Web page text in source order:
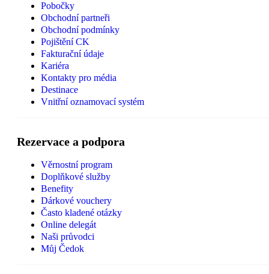
Pobočky
Obchodní partneři
Obchodní podmínky
Pojištění CK
Fakturační údaje
Kariéra
Kontakty pro média
Destinace
Vnitřní oznamovací systém
Rezervace a podpora
Věrnostní program
Doplňkové služby
Benefity
Dárkové vouchery
Často kladené otázky
Online delegát
Naši průvodci
Můj Čedok